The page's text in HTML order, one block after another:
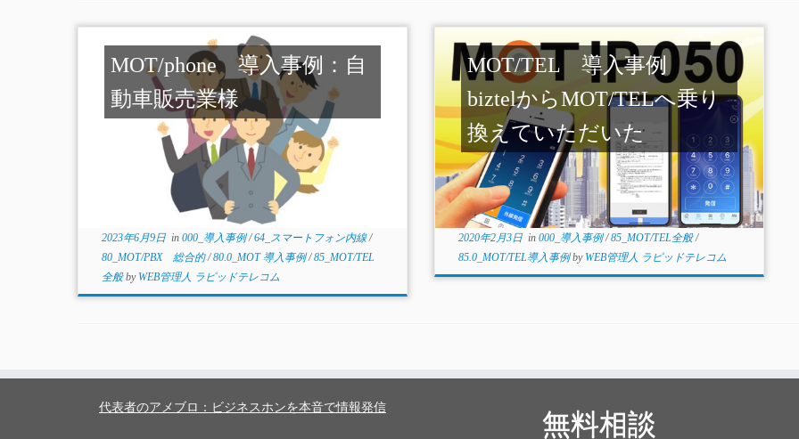
MOT/phone 導入事例：自
動車販売業様
2023年6月9日in 000_導入事例/64_スマートフォン内線/
80_MOT/PBX 総合的/80.0_MOT 導入事例/85_MOT/TEL
全般by WEB管理人 ラピッドテレコム
MOT/TEL 導入事例
biztelからMOT/TELへ乗り
換えていただいた
2020年2月3日in 000_導入事例/85_MOT/TEL全般/
85.0_MOT/TEL導入事例by WEB管理人 ラピッドテレコム
代表者のアメブロ：ビジネスホンを本音で情報発信
無料相談